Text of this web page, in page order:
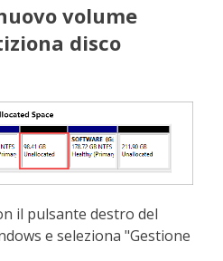
volume
disco
il pulsante destro del
e seleziona "Gestione